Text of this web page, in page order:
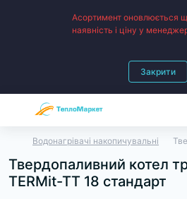
Асортимент оновлюється
наявність і ціну у
Закрити
Водонагрівачі накопичувальні
Твердопаливний котел
TERMit-TT 18 стандарт